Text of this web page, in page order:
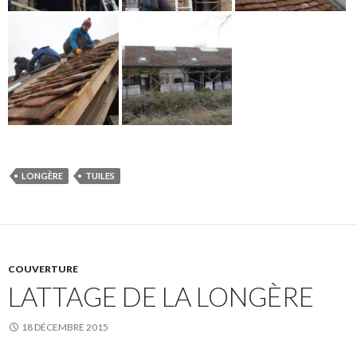
LONGÈRE TUILES
COUVERTURE
LATTAGE DE LA LONGÈRE
18 DÉCEMBRE 2015